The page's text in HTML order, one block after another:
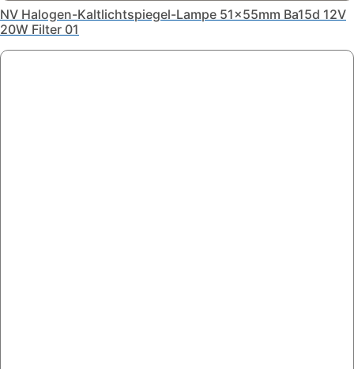
NV Halogen-Kaltlichtspiegel-Lampe 51x55mm Ba15d 12V
20W Filter 01